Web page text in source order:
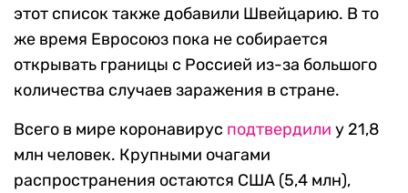
этот список также добавили Швейцарию. В то
же время Евросоюз пока не собирается
открывать границы с Россией из-за большого
количества случаев заражения в стране.
Всего в мире коронавирус подтвердили у 21,8
млн человек. Крупными очагами
распространения остаются США (5,4 млн),